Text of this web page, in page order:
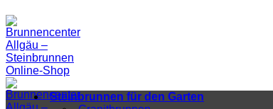
Steinbrunnen für den Garten